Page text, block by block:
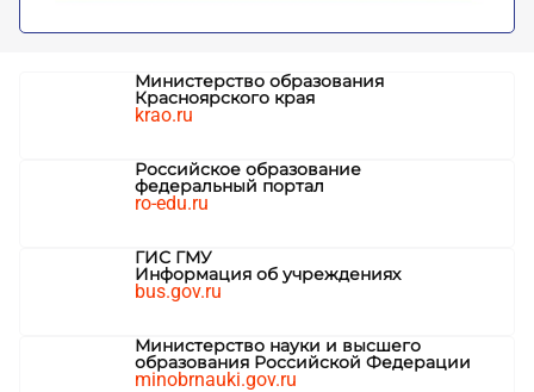
Министерство образования
Красноярского края
krao.ru
Российское образование
федеральный портал
ro-edu.ru
ГИС ГМУ
Информация об учреждениях
bus.gov.ru
Министерство науки и высшего
образования Российской Федерации
minobrnauki.gov.ru